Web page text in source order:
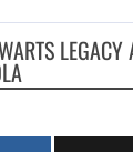
LEGACY